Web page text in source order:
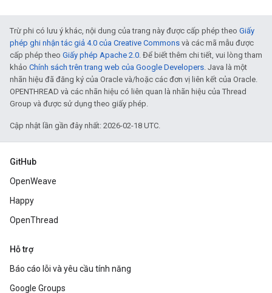
Trừ phi có lưu ý khác, nội dung của trang này được cấp phép theo Giấy
phép ghi nhận tác giả 4.0 của Creative Commons và các mã mẫu được
cấp phép theo Giấy phép Apache 2.0. Để biết thêm chi tiết, vui lòng tham
khảo Chính sách trên trang web của Google Developers. Java là một
nhãn hiệu đã đăng ký của Oracle và/hoặc các đơn vị liên kết của Oracle.
OPENTHREAD và các nhãn hiệu có liên quan là nhãn hiệu của Thread
Group và được sử dụng theo giấy phép.
Cập nhật lần gần đây nhất: 2026-02-18 UTC.
GitHub
OpenWeave
Happy
OpenThread
Hỗ trợ
Báo cáo lỗi và yêu cầu tính năng
Google Groups